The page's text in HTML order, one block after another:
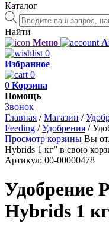
Каталог
Поиск
товаров
Найти
Меню
0
Избранное
0
0 Корзина
Помощь
Звонок
Главная /Магазин /
Feeding /Удобрения /
Просмотр корзины Вы
Hybrids 1 кг” в свою
Артикул: 00-00000478
Удобрение
Hybrids 1 кг